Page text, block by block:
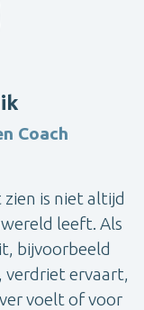
Coach
is niet altijd
leeft. Als
bijvoorbeeld
verdriet ervaart,
voelt of voor